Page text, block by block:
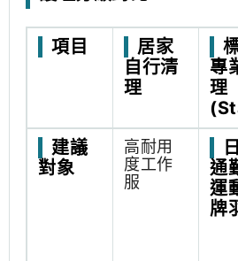
項目
居家
自行清
理
專
理
建議
對象
高耐用
度工作
服
通
運
牌